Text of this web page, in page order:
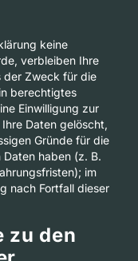
keine
verbleiben Ihre
der Zweck für die
berechtigtes
Einwilligung zur
Daten gelöscht,
Gründe für die
haben (z. B.
im
nach Fortfall dieser
zu den